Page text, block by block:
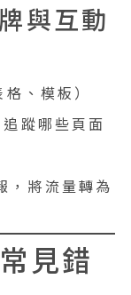
與互動
、模板）
蹤哪些頁面
，將流量轉為
見錯